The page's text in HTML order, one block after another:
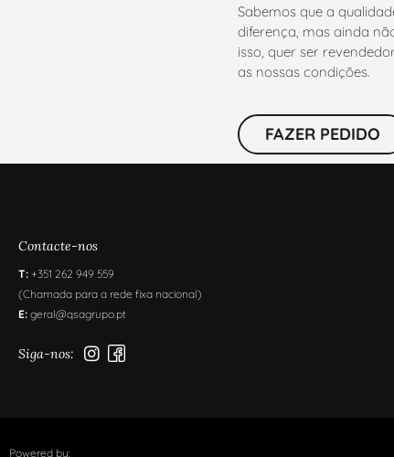
Sabemos que a
diferença, mas ainda
isso, quer ser
as nossas condições.
FAZER PEDIDO
Contacte-nos
T: +351 262 949 559
(Chamada para a rede fixa nacional)
E: geral@qsagrupo.pt
Siga-nos:
Powered by: ​